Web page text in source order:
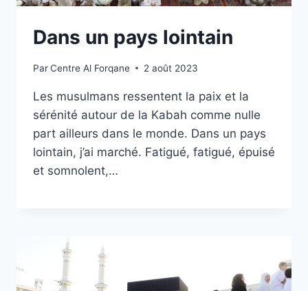
Dans un pays lointain
ParCentre Al Forqane 2 août 2023
Les musulmans ressentent la paix et la
sérénité autour de la Kabah comme nulle
part ailleurs dans le monde. Dans un pays
lointain, j’ai marché. Fatigué, fatigué, épuisé
et somnolent,…